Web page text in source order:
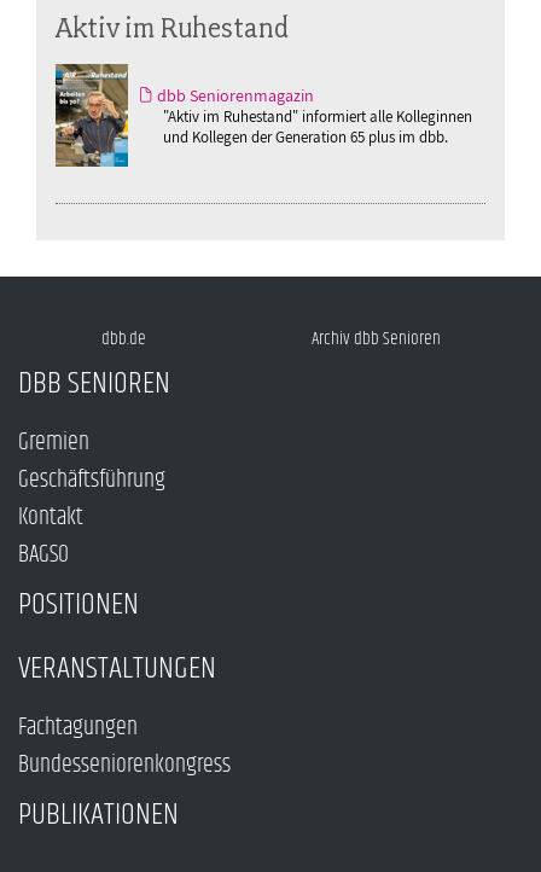
Aktiv im Ruhestand
dbb Seniorenmagazin
"Aktiv im Ruhestand" informiert alle Kolleginnen
und Kollegen der Generation 65 plus im dbb.
dbb.de Archiv dbb Senioren
DBB SENIOREN
Gremien
Geschäftsführung
Kontakt
BAGSO
POSITIONEN
VERANSTALTUNGEN
Fachtagungen
Bundesseniorenkongress
PUBLIKATIONEN